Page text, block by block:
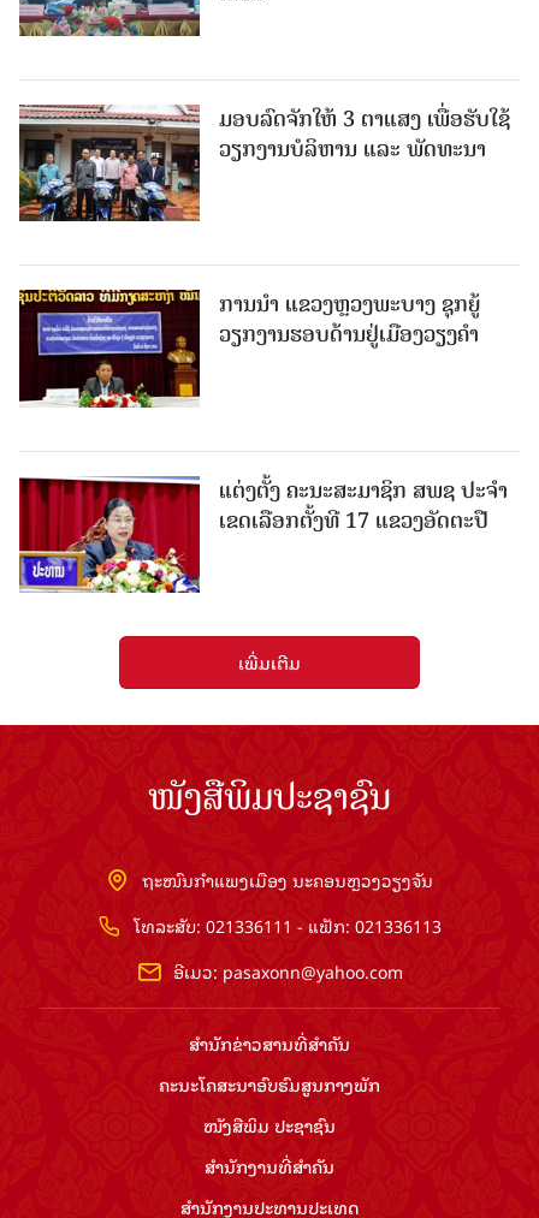
ມອບລົດຈັກໃຫ້ 3 ຕາແສງ ເພື່ອຮັບໃຊ້
ວຽກງານບໍລິຫານ ແລະ ພັດທະນາ
ການນຳ ແຂວງຫຼວງພະບາງ ຊຸກຍູ້
ວຽກງານຮອບດ້ານຢູ່ເມືອງວຽງຄໍາ
ແຕ່ງຕັ້ງ ຄະນະສະມາຊິກ ສພຊ ປະຈຳ
ເຂດເລືອກຕັ້ງທີ 17 ແຂວງອັດຕະປື
ເພີ່ມເຕີມ
ໜັງສືພິມປະຊາຊົນ
ຖະໜົນກຳແພງເມືອງ ນະຄອນຫຼວງວຽງຈັນ
ໂທລະສັບ: 021336111 - ແຟັກ: 021336113
ອີເມວ: pasaxonn@yahoo.com
ສຳ​ນັກ​ຂ່າວ​ສານ​ທີ່​ສຳ​ຄັນ​
ຄະນະໂຄສະນາອົບຮົມ​ສູນ​ກາງ​ພັກ
ໜັງສືພິມ ປະ​ຊາ​ຊົນ
ສຳ​ນັກ​ງານ​ທີ່​ສຳ​ຄັນ
ສຳ​ນັກ​ງານ​ປະ​ທານ​ປະ​ເທດ